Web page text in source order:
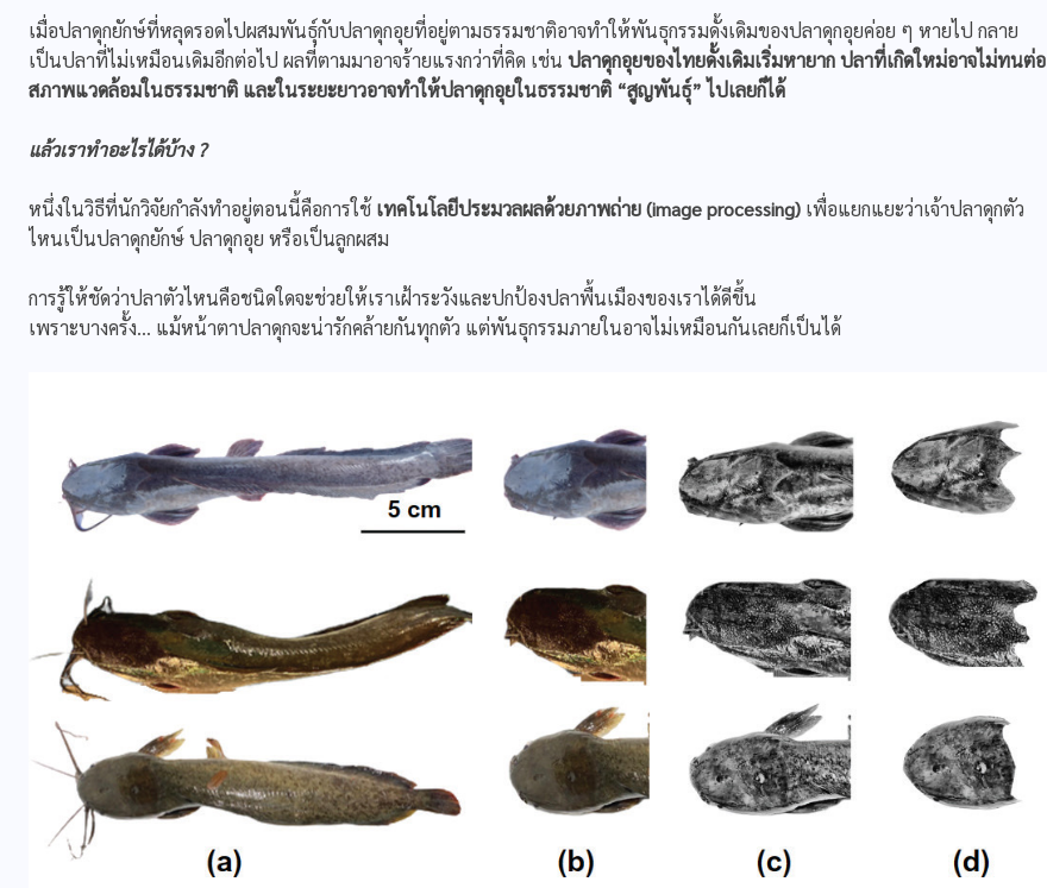
เมื่อปลาดุกยักษ์ที่หลุดรอดไปผสมพันธุ์กับปลาดุกอุยที่อยู่ตามธรรมชาติอาจทำให้พันธุกรรมดั้งเดิมของปลาดุกอุยค่อย ๆ หายไป กลาย
เป็นปลาที่ไม่เหมือนเดิมอีกต่อไป ผลที่ตามมาอาจร้ายแรงกว่าที่คิด เช่น ปลาดุกอุยของไทยดั้งเดิมเริ่มหายากปลาที่เกิดใหม่อาจไม่ทนต่อ
สภาพแวดล้อมในธรรมชาติ และในระยะยาวอาจทำให้ปลาดุกอุยในธรรมชาติ “สูญพันธุ์” ไปเลยก็ได้
แล้วเราทำอะไรได้บ้าง ?
หนึ่งในวิธีที่นักวิจัยกำลังทำอยู่ตอนนี้คือการใช้ เทคโนโลยีประมวลผลด้วยภาพถ่าย (image processing) เพื่อแยกแยะว่าเจ้าปลาดุกตัว
ไหนเป็นปลาดุกยักษ์ ปลาดุกอุย หรือเป็นลูกผสม
การรู้ให้ชัดว่าปลาตัวไหนคือชนิดใดจะช่วยให้เราเฝ้าระวังและปกป้องปลาพื้นเมืองของเราได้ดีขึ้น
เพราะบางครั้ง… แม้หน้าตาปลาดุกจะน่ารักคล้ายกันทุกตัว แต่พันธุกรรมภายในอาจไม่เหมือนกันเลยก็เป็นได้